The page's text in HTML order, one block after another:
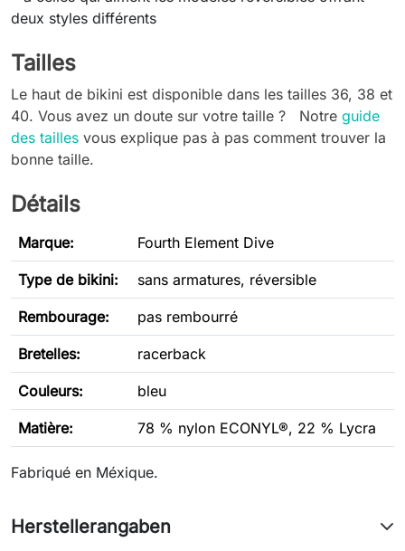
deux styles différents
Tailles
Le haut de bikini est disponible dans les tailles 36, 38 et
40. Vous avez un doute sur votre taille ? Notre guide
des tailles vous explique pas à pas comment trouver la
bonne taille.
Détails
Marque: Fourth Element Dive
Type de bikini: sans armatures, réversible
Rembourage: pas rembourré
Bretelles: racerback
Couleurs: bleu
Matière: 78 % nylon ECONYL®, 22 % Lycra
Fabriqué en Méxique.
Herstellerangaben